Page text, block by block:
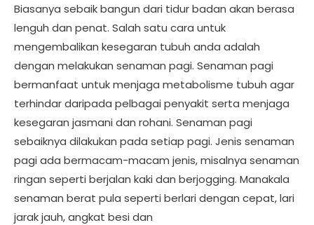
Biasanya sebaik bangun dari tidur badan akan berasa
lenguh dan penat. Salah satu cara untuk
mengembalikan kesegaran tubuh anda adalah
dengan melakukan senaman pagi. Senaman pagi
bermanfaat untuk menjaga metabolisme tubuh agar
terhindar daripada pelbagai penyakit serta menjaga
kesegaran jasmani dan rohani. Senaman pagi
sebaiknya dilakukan pada setiap pagi. Jenis senaman
pagi ada bermacam-macam jenis, misalnya senaman
ringan seperti berjalan kaki dan berjogging. Manakala
senaman berat pula seperti berlari dengan cepat, lari
jarak jauh, angkat besi dan